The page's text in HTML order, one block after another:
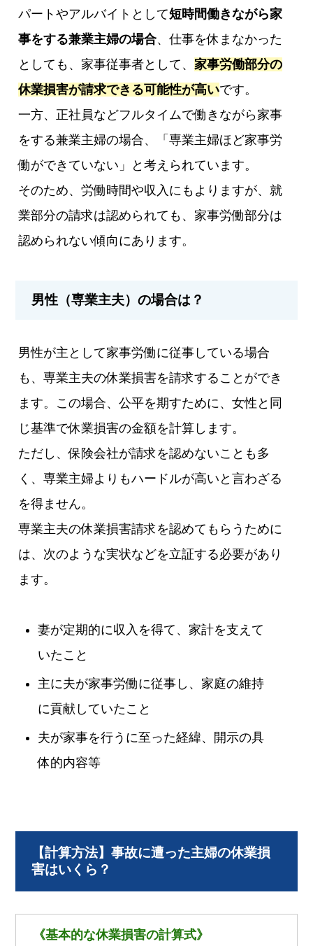
パートやアルバイトとして短時間働きながら家
事をする兼業主婦の場合、仕事を休まなかった
としても、家事従事者として、家事労働部分の
休業損害が請求できる可能性が高いです。
一方、正社員などフルタイムで働きながら家事
をする兼業主婦の場合、「専業主婦ほど家事労
働ができていない」と考えられています。
そのため、労働時間や収入にもよりますが、就
業部分の請求は認められても、家事労働部分は
認められない傾向にあります。
男性（専業主夫）の場合は？
男性が主として家事労働に従事している場合
も、専業主夫の休業損害を請求することができ
ます。この場合、公平を期すために、女性と同
じ基準で休業損害の金額を計算します。
ただし、保険会社が請求を認めないことも多
く、専業主婦よりもハードルが高いと言わざる
を得ません。
専業主夫の休業損害請求を認めてもらうために
は、次のような実状などを立証する必要があり
ます。
妻が定期的に収入を得て、家計を支えて
いたこと
主に夫が家事労働に従事し、家庭の維持
に貢献していたこと
夫が家事を行うに至った経緯、開示の具
体的内容等
【計算方法】事故に遭った主婦の休業損
害はいくら？
《基本的な休業損害の計算式》